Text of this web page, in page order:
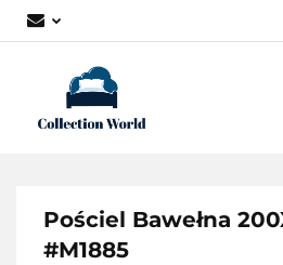
Pościel Bawełna
#M1885